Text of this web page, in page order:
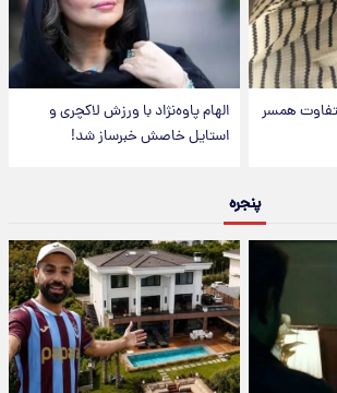
همسر
الهام پاوه‌نژاد با ورزش لاکچری و
استایل خاصش خبرساز شد!
پنجره